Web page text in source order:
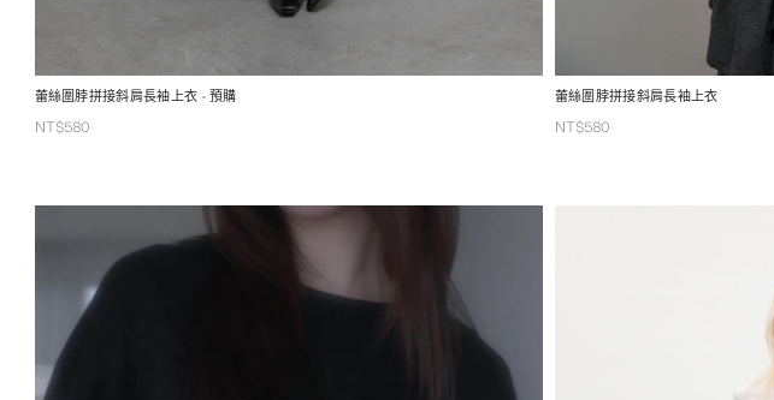
蕾絲圍脖拼接斜肩長袖上衣 - 預購
NT$580
蕾絲圍脖拼接斜肩長袖上衣
NT$580